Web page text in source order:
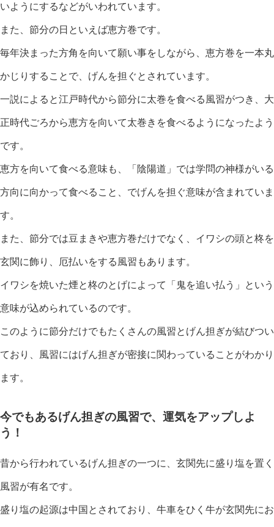
いようにするなどがいわれています。
また、節分の日といえば恵方巻です。
毎年決まった方角を向いて願い事をしながら、恵方巻を一本丸
かじりすることで、げんを担ぐとされています。
一説によると江戸時代から節分に太巻を食べる風習がつき、大
正時代ごろから恵方を向いて太巻きを食べるようになったよう
です。
恵方を向いて食べる意味も、「陰陽道」では学問の神様がいる
方向に向かって食べること、でげんを担ぐ意味が含まれていま
す。
また、節分では豆まきや恵方巻だけでなく、イワシの頭と柊を
玄関に飾り、厄払いをする風習もあります。
イワシを焼いた煙と柊のとげによって「鬼を追い払う」という
意味が込められているのです。
このように節分だけでもたくさんの風習とげん担ぎが結びつい
ており、風習にはげん担ぎが密接に関わっていることがわかり
ます。
今でもあるげん担ぎの風習で、運気をアップしよ
う！
昔から行われているげん担ぎの一つに、玄関先に盛り塩を置く
風習が有名です。
盛り塩の起源は中国とされており、牛車をひく牛が玄関先にお